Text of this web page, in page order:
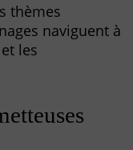
thèmes
naviguent à
les